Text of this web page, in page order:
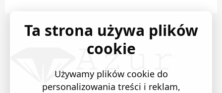
Ta strona używa plików
cookie
Używamy plików cookie do
personalizowania treści i reklam,